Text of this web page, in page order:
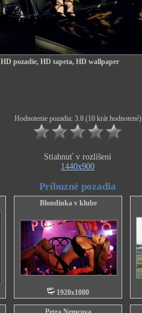
HD pozadie, HD tapeta, HD wallpaper
Hodnotenie pozadia: 3.8 (10 krát hodnotené)
Stiahnuť v rozlíšení
1440x900
Príbuzné pozadia
Blondínka v klube
1920x1080